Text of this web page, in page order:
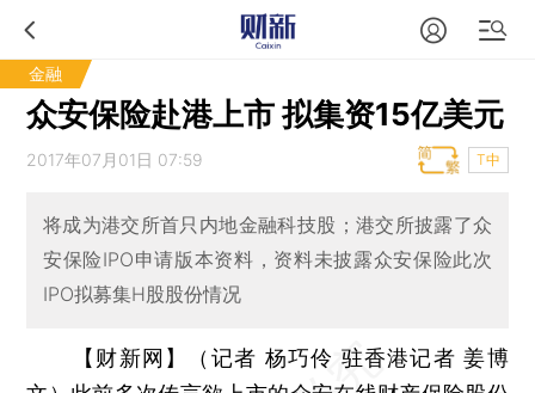
金融
众安保险赴港上市 拟集资15亿美元
2017年07月01日 07:59 T中
将成为港交所首只内地金融科技股；港交所披露了众
安保险IPO申请版本资料，资料未披露众安保险此次
IPO拟募集H股股份情况
【财新网】（记者 杨巧伶 驻香港记者 姜博